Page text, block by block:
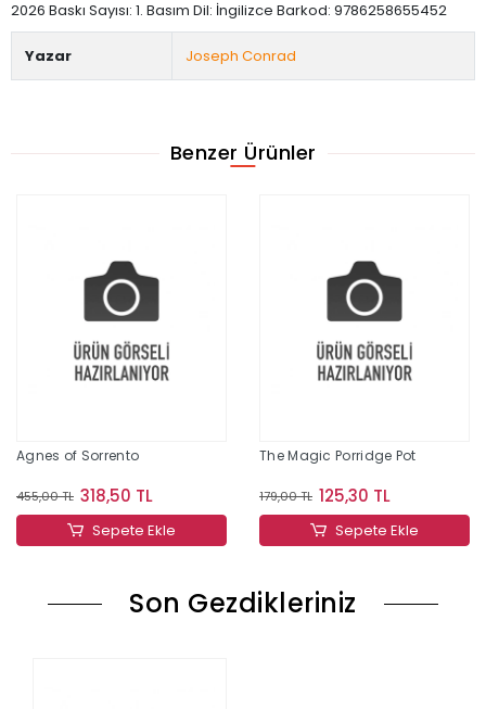
2026 Baskı Sayısı: 1. Basım Dil: İngilizce Barkod: 9786258655452
Yazar Joseph Conrad
Benzer Ürünler
Agnes of Sorrento
455,00 TL 318,50 TL
Sepete Ekle
The Magic Porridge Pot
179,00 TL 125,30 TL
Sepete Ekle
Son Gezdikleriniz